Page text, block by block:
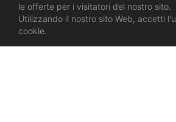
le offerte per i visitatori del nostro sito.
Utilizzando il nostro sito Web, accetti
cookie.